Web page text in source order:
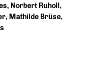
Norbert Ruholl,
Mathilde Brüse,
.